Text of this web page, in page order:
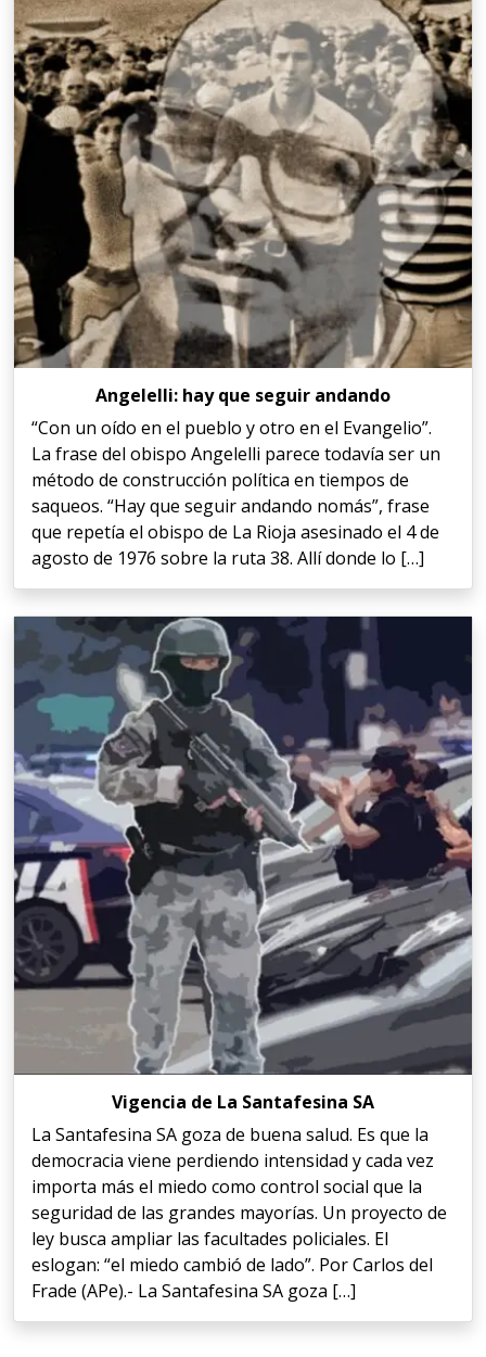
Angelelli: hay que seguir andando
“Con un oído en el pueblo y otro en el Evangelio”.
La frase del obispo Angelelli parece todavía ser un
método de construcción política en tiempos de
saqueos. “Hay que seguir andando nomás”, frase
que repetía el obispo de La Rioja asesinado el 4 de
agosto de 1976 sobre la ruta 38. Allí donde lo […]
Vigencia de La Santafesina SA
La Santafesina SA goza de buena salud. Es que la
democracia viene perdiendo intensidad y cada vez
importa más el miedo como control social que la
seguridad de las grandes mayorías. Un proyecto de
ley busca ampliar las facultades policiales. El
eslogan: “el miedo cambió de lado”. Por Carlos del
Frade (APe).- La Santafesina SA goza […]